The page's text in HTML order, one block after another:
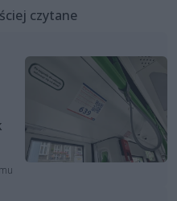
czytane